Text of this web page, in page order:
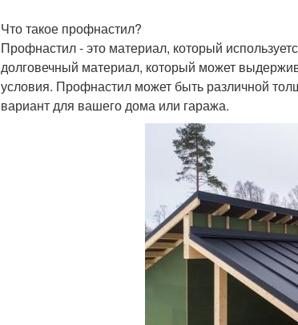
Что такое профнастил?
Профнастил - это материал, который
долговечный материал, который может
условия. Профнастил может быть различной
вариант для вашего дома или гаража.